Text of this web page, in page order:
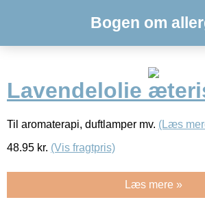
Bogen om
Lavendelolie
Til aromaterapi, duftlamper mv. (Læs
48.95 kr. (Vis fragtpris)
Læs mere »